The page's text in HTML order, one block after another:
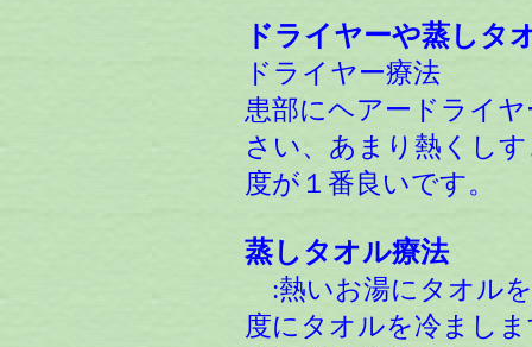
ドライヤーや蒸しタ
ドライヤー療法
患部にヘアードライ
さい、あまり熱くし
度が１番良いです。
蒸しタオル療法
:熱いお湯にタオル
度にタオルを冷まし